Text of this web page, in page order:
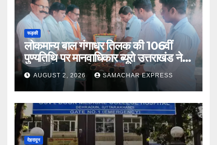
रूड़की
लोकमान्य बाल गंगाधर तिलक की 106वीं
पुण्यतिथि पर मानवाधिकार ब्यूरो उत्तराखंड ने दी
भावभीनी श्रद्धांजलि
AUGUST 2, 2026 SAMACHAR EXPRESS
देहरादून